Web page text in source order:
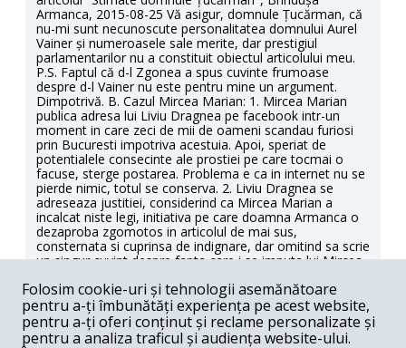
Armanca, 2015-08-25 Vă asigur, domnule Țucărman, că
nu-mi sunt necunoscute personalitatea domnului Aurel
Vainer și numeroasele sale merite, dar prestigiul
parlamentarilor nu a constituit obiectul articolului meu.
P.S. Faptul că d-l Zgonea a spus cuvinte frumoase
despre d-l Vainer nu este pentru mine un argument.
Dimpotrivă. B. Cazul Mircea Marian: 1. Mircea Marian
publica adresa lui Liviu Dragnea pe facebook intr-un
moment in care zeci de mii de oameni scandau furiosi
prin Bucuresti impotriva acestuia. Apoi, speriat de
potentialele consecinte ale prostiei pe care tocmai o
facuse, sterge postarea. Problema e ca in internet nu se
pierde nimic, totul se conserva. 2. Liviu Dragnea se
adreseaza justitiei, considerind ca Mircea Marian a
incalcat niste legi, initiativa pe care doamna Armanca o
dezaproba zgomotos in articolul de mai sus,
consternata si cuprinsa de indignare, dar omitind sa scrie
un singur cuvint despre fapta care i se imputa lui Mircea
Dragnea. O fi ceva reprobabil sa te adresezi unui
judecator daca ti se pare ca ti s-a facut o nedreptate? O
fi avind doamna Armanca mai putina incredere in justitia
romaneasca decit are mult hulitul Dragnea?! 3. Doamna
Folosim cookie-uri și tehnologii asemănătoare
pentru a-ți îmbunătăți experiența pe acest website,
pentru a-ți oferi conținut și reclame personalizate și
pentru a analiza traficul și audiența website-ului.